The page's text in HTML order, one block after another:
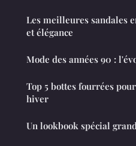
Les meilleures sandales
et élégance
Mode des années 90 :
Top 5 bottes fourrées
hiver
Un lookbook spécial